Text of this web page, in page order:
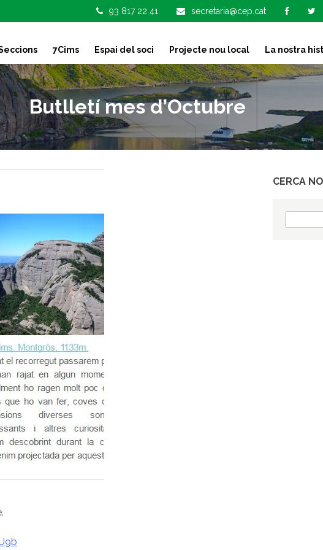
93 817 22 41 secretaria@cep.cat
7Cims Espai del soci Projecte nou local La nostra
Butlletí mes d’Octubre
CERCA